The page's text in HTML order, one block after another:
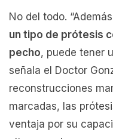
No del todo.
un tipo de prótesis
pecho, puede tener
señala el Doctor
reconstrucciones
marcadas, las
ventaja por su